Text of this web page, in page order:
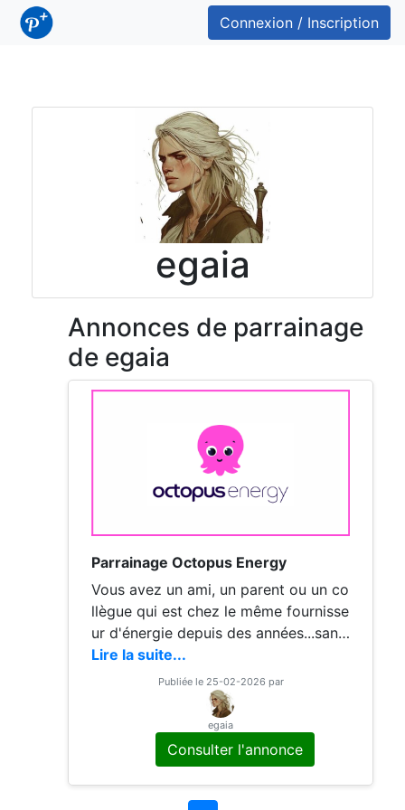
Connexion / Inscription
egaia
Annonces de parrainage
de egaia
Parrainage Octopus Energy
Vous avez un ami, un parent ou un co
llègue qui est chez le même fournisse
ur d'énergie depuis des années...sans
jamais avoir reçu le moindre cadeau
? Parrainez avant le 08/03 et
Lire la suite...
Publiée le 25-02-2026 par
egaia
Consulter l'annonce